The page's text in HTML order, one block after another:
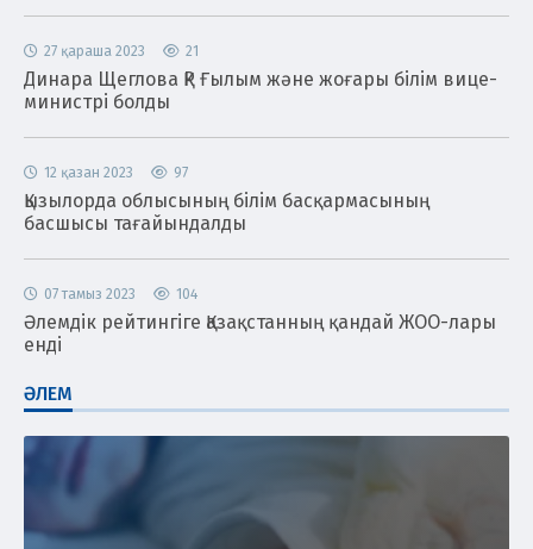
27 қараша 2023 21
Динара Щеглова ҚР Ғылым және жоғары білім вице-
министрі болды
12 қазан 2023 97
Қызылорда облысының білім басқармасының
басшысы тағайындалды
07 тамыз 2023 104
Әлемдік рейтингіге Қазақстанның қандай ЖОО-лары
енді
ӘЛЕМ